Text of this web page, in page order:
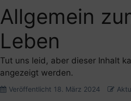
Allgemein
Leben
Tut uns leid, aber dieser Inhalt
angezeigt werden.
Veröffentlicht 18. März 2024